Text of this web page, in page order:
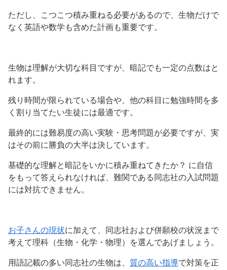
ただし、こつこつ積み重ねる必要があるので、生物だけで
なく英語や数学も含めた計画も重要です。
生物は理解が大切な科目ですが、暗記でも一定の点数はと
れます。
残り時間が限られている場合や、他の科目に勉強時間を多
く割り当てたい生徒には最適です。
最終的には難易度の高い実験・思考問題が必要ですが、実
はその前に勝負の大半は決しています。
基礎的な理解と暗記をいかに積み重ねてきたか？ に自信
をもって答えられなければ、難関である同志社の入試問題
には対抗できません。
お子さんの現状に加えて、同志社および併願校の状況まで
考えて理科（生物・化学・物理）を選んであげましょう。
用語記載の多い同志社の生物は、 質の高い指導で対策を正